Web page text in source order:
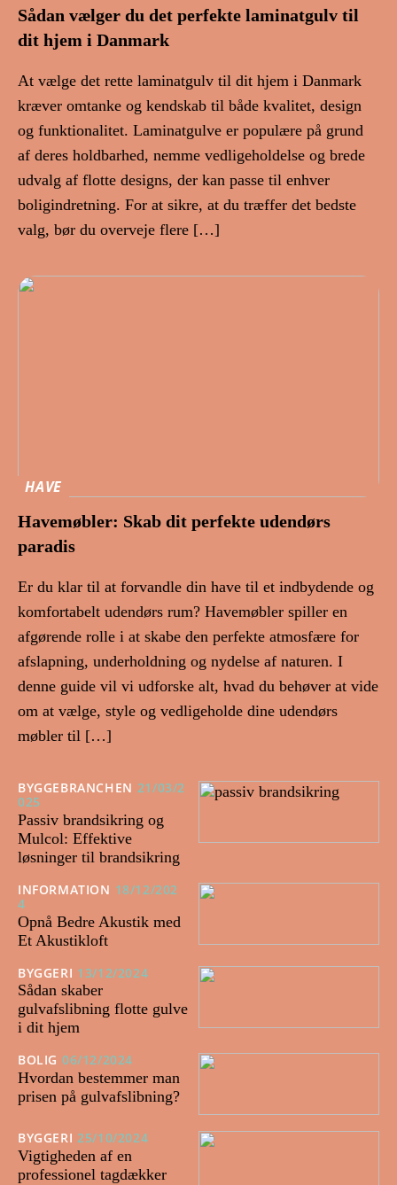
Sådan vælger du det perfekte laminatgulv til
dit hjem i Danmark
At vælge det rette laminatgulv til dit hjem i Danmark
kræver omtanke og kendskab til både kvalitet, design
og funktionalitet. Laminatgulve er populære på grund
af deres holdbarhed, nemme vedligeholdelse og brede
udvalg af flotte designs, der kan passe til enhver
boligindretning. For at sikre, at du træffer det bedste
valg, bør du overveje flere […]
HAVE
Havemøbler: Skab dit perfekte udendørs
paradis
Er du klar til at forvandle din have til et indbydende og
komfortabelt udendørs rum? Havemøbler spiller en
afgørende rolle i at skabe den perfekte atmosfære for
afslapning, underholdning og nydelse af naturen. I
denne guide vil vi udforske alt, hvad du behøver at vide
om at vælge, style og vedligeholde dine udendørs
møbler til […]
BYGGEBRANCHEN 21/03/2
025
Passiv brandsikring og
Mulcol: Effektive
løsninger til brandsikring
INFORMATION 18/12/202
4
Opnå Bedre Akustik med
Et Akustikloft
BYGGERI 13/12/2024
Sådan skaber
gulvafslibning flotte gulve
i dit hjem
BOLIG 06/12/2024
Hvordan bestemmer man
prisen på gulvafslibning?
BYGGERI 25/10/2024
Vigtigheden af en
professionel tagdækker